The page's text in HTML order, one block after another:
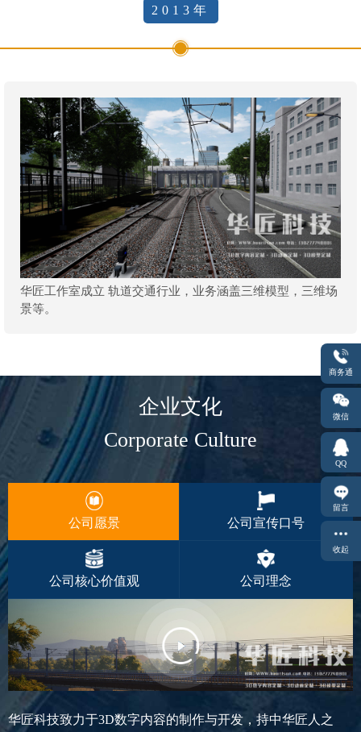
2013年
华匠工作室成立 轨道交通行业，业务涵盖三维模型，三维场
景等。
企业文化
Corporate Culture
公司愿景 公司宣传口号
公司核心价值观 公司理念
华匠科技致力于3D数字内容的制作与开发，持中华匠人之
商务通
微信
QQ
留言
收起